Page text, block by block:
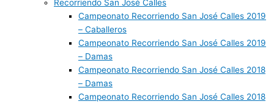
Recorriendo San José Calles
Campeonato Recorriendo San José Calles 2019
– Caballeros
Campeonato Recorriendo San José Calles 2019
– Damas
Campeonato Recorriendo San José Calles 2018
– Damas
Campeonato Recorriendo San José Calles 2018